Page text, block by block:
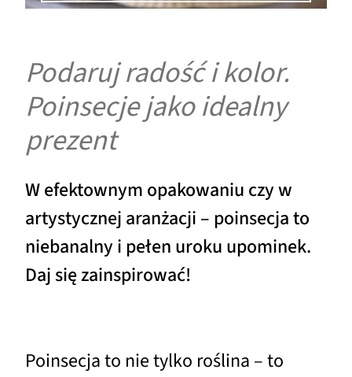
Podaruj radość i kolor.
Poinsecje jako idealny
prezent
W efektownym opakowaniu czy w
artystycznej aranżacji – poinsecja to
niebanalny i pełen uroku upominek.
Daj się zainspirować!
Poinsecja to nie tylko roślina – to